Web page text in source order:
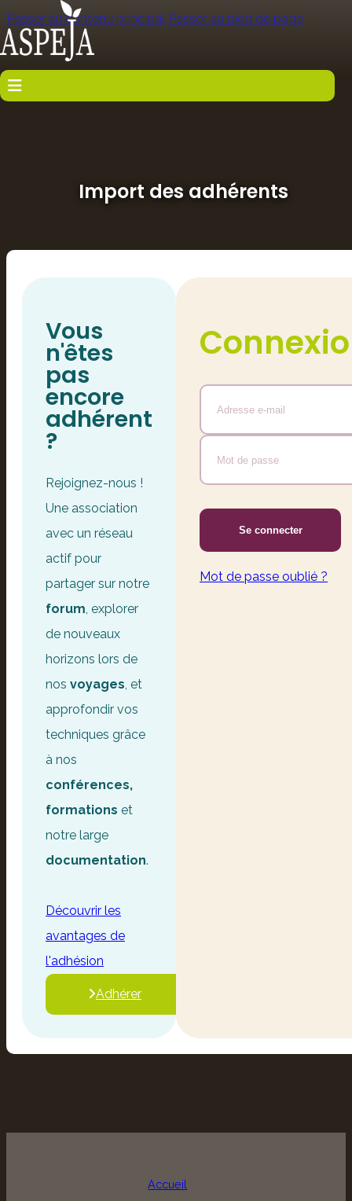
Passer au contenu principal Passer au pied de page
Import des adhérents
Vous
n'êtes
pas
encore
adhérent
?
Rejoignez-nous !
Une association
avec un réseau
actif pour
partager sur notre
forum , explorer
de nouveaux
horizons lors de
nos voyages , et
approfondir vos
techniques grâce
à nos
conférences,
formations et
notre large
documentation.
Découvrir les
avantages de
l'adhésion
Adhérer
Se connecter
Mot de passe oublié ?
Accueil